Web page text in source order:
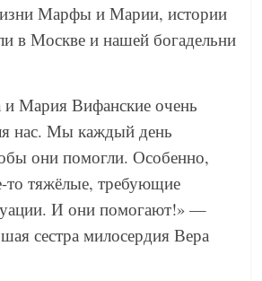
Марфы и Марии, истории
в Москве и нашей богадельни
Мария Вифанские очень
нас. Мы каждый день
они помогли. Особенно,
то тяжёлые, требующие
И они помогают!» —
сестра милосердия Вера